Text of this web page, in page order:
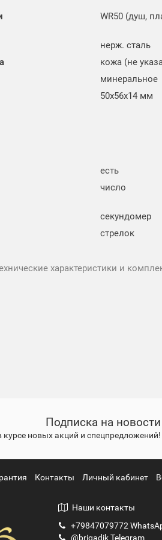
WR50 (душ,
нерж. сталь
кожа (не
минеральное
50x56x14 мм
есть
число
секундомер
стрелок
характеристики и
Подписка на новости
курсе новых акций и спецпредложений!
Контакты Личный кабинет
Наши контакты
+79847079772
@brigadik Telegram